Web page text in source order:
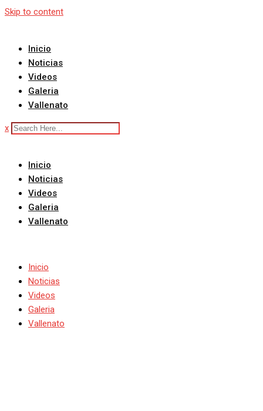
Skip to content
Inicio
Noticias
Videos
Galeria
Vallenato
x
Inicio
Noticias
Videos
Galeria
Vallenato
Inicio
Noticias
Videos
Galeria
Vallenato